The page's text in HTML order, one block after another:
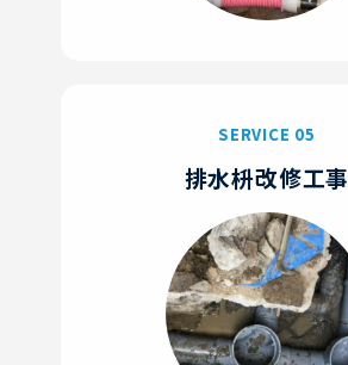
SERVICE 05
排水枡改修工事